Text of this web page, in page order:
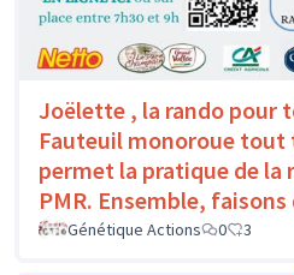
Joëlette , la rando pour
Fauteuil monoroue tout
permet la pratique de la
PMR. Ensemble,
Génétique Actions 0 3